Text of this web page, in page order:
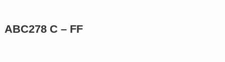
ABC278 C – FF